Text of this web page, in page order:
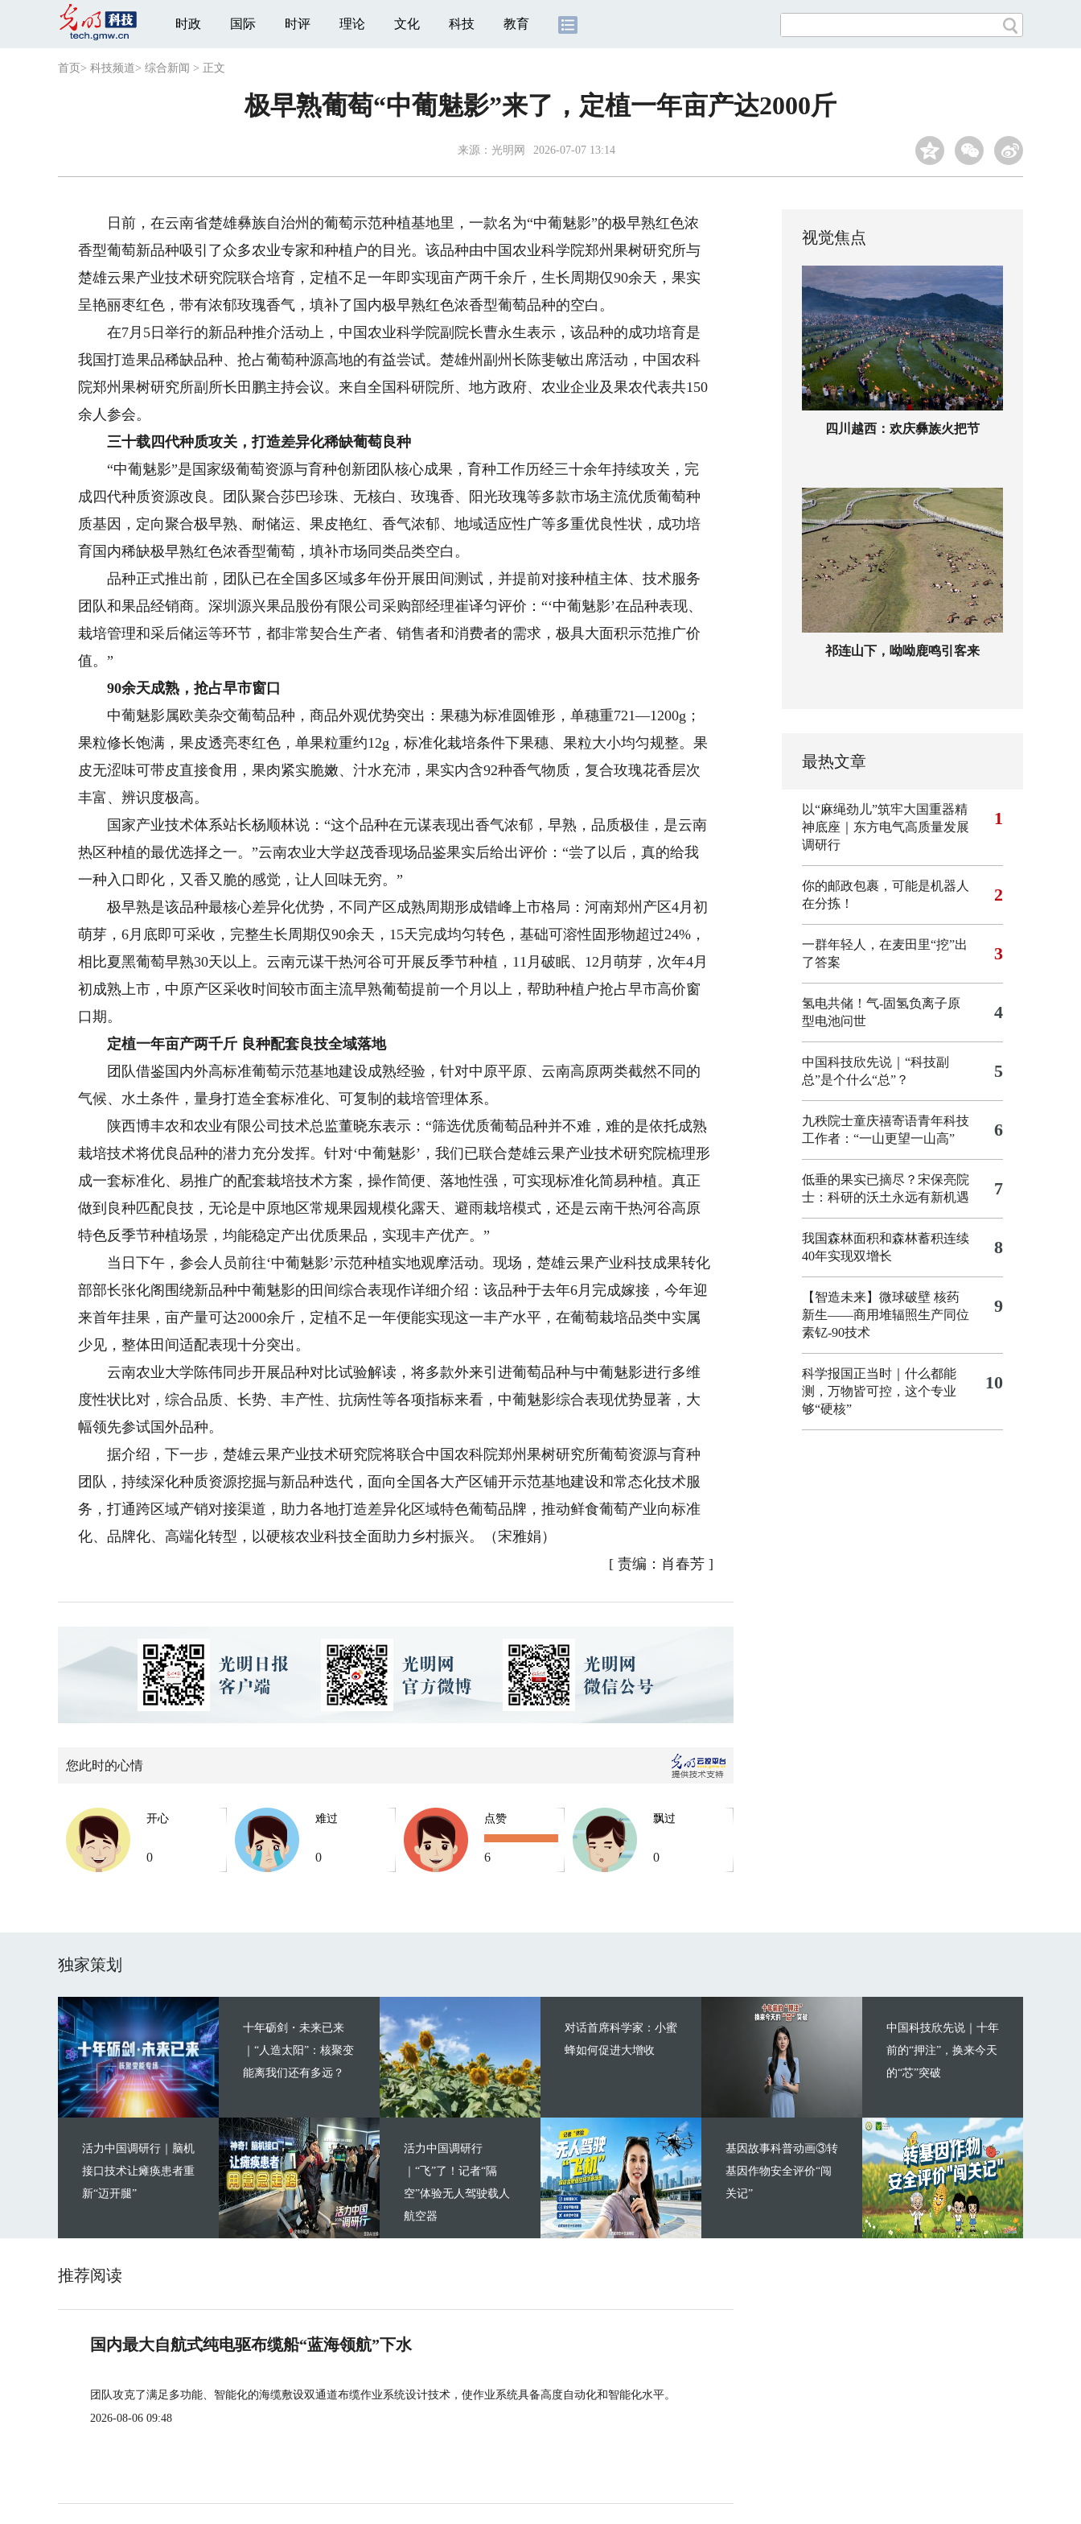
时政 国际 时评 理论 文化 科技 教育
首页 > 科技频道> 综合新闻 > 正文
极早熟葡萄“中葡魅影”来了，定植一年亩产达2000斤
来源： 光明网 2026-07-07 13:14
日前，在云南省楚雄彝族自治州的葡萄示范种植基地里，一款名为“中葡魅影”的极早熟红色浓
香型葡萄新品种吸引了众多农业专家和种植户的目光。该品种由中国农业科学院郑州果树研究所与
楚雄云果产业技术研究院联合培育，定植不足一年即实现亩产两千余斤，生长周期仅90余天，果实
呈艳丽枣红色，带有浓郁玫瑰香气，填补了国内极早熟红色浓香型葡萄品种的空白。
在7月5日举行的新品种推介活动上，中国农业科学院副院长曹永生表示，该品种的成功培育是
我国打造果品稀缺品种、抢占葡萄种源高地的有益尝试。楚雄州副州长陈斐敏出席活动，中国农科
院郑州果树研究所副所长田鹏主持会议。来自全国科研院所、地方政府、农业企业及果农代表共150
余人参会。
三十载四代种质攻关，打造差异化稀缺葡萄良种
“中葡魅影”是国家级葡萄资源与育种创新团队核心成果，育种工作历经三十余年持续攻关，完
成四代种质资源改良。团队聚合莎巴珍珠、无核白、玫瑰香、阳光玫瑰等多款市场主流优质葡萄种
质基因，定向聚合极早熟、耐储运、果皮艳红、香气浓郁、地域适应性广等多重优良性状，成功培
育国内稀缺极早熟红色浓香型葡萄，填补市场同类品类空白。
品种正式推出前，团队已在全国多区域多年份开展田间测试，并提前对接种植主体、技术服务
团队和果品经销商。深圳源兴果品股份有限公司采购部经理崔译匀评价：“‘中葡魅影’在品种表现、
栽培管理和采后储运等环节，都非常契合生产者、销售者和消费者的需求，极具大面积示范推广价
值。”
90余天成熟，抢占早市窗口
中葡魅影属欧美杂交葡萄品种，商品外观优势突出：果穗为标准圆锥形，单穗重721—1200g；
果粒修长饱满，果皮透亮枣红色，单果粒重约12g，标准化栽培条件下果穗、果粒大小均匀规整。果
皮无涩味可带皮直接食用，果肉紧实脆嫩、汁水充沛，果实内含92种香气物质，复合玫瑰花香层次
丰富、辨识度极高。
国家产业技术体系站长杨顺林说：“这个品种在元谋表现出香气浓郁，早熟，品质极佳，是云南
热区种植的最优选择之一。”云南农业大学赵茂香现场品鉴果实后给出评价：“尝了以后，真的给我
一种入口即化，又香又脆的感觉，让人回味无穷。”
极早熟是该品种最核心差异化优势，不同产区成熟周期形成错峰上市格局：河南郑州产区4月初
萌芽，6月底即可采收，完整生长周期仅90余天，15天完成均匀转色，基础可溶性固形物超过24%，
相比夏黑葡萄早熟30天以上。云南元谋干热河谷可开展反季节种植，11月破眠、12月萌芽，次年4月
初成熟上市，中原产区采收时间较市面主流早熟葡萄提前一个月以上，帮助种植户抢占早市高价窗
口期。
定植一年亩产两千斤 良种配套良技全域落地
团队借鉴国内外高标准葡萄示范基地建设成熟经验，针对中原平原、云南高原两类截然不同的
气候、水土条件，量身打造全套标准化、可复制的栽培管理体系。
陕西博丰农和农业有限公司技术总监董晓东表示：“筛选优质葡萄品种并不难，难的是依托成熟
栽培技术将优良品种的潜力充分发挥。针对‘中葡魅影’，我们已联合楚雄云果产业技术研究院梳理形
成一套标准化、易推广的配套栽培技术方案，操作简便、落地性强，可实现标准化简易种植。真正
做到良种匹配良技，无论是中原地区常规果园规模化露天、避雨栽培模式，还是云南干热河谷高原
特色反季节种植场景，均能稳定产出优质果品，实现丰产优产。”
当日下午，参会人员前往‘中葡魅影’示范种植实地观摩活动。现场，楚雄云果产业科技成果转化
部部长张化阁围绕新品种中葡魅影的田间综合表现作详细介绍：该品种于去年6月完成嫁接，今年迎
来首年挂果，亩产量可达2000余斤，定植不足一年便能实现这一丰产水平，在葡萄栽培品类中实属
少见，整体田间适配表现十分突出。
云南农业大学陈伟同步开展品种对比试验解读，将多款外来引进葡萄品种与中葡魅影进行多维
度性状比对，综合品质、长势、丰产性、抗病性等各项指标来看，中葡魅影综合表现优势显著，大
幅领先参试国外品种。
据介绍，下一步，楚雄云果产业技术研究院将联合中国农科院郑州果树研究所葡萄资源与育种
团队，持续深化种质资源挖掘与新品种迭代，面向全国各大产区铺开示范基地建设和常态化技术服
务，打通跨区域产销对接渠道，助力各地打造差异化区域特色葡萄品牌，推动鲜食葡萄产业向标准
化、品牌化、高端化转型，以硬核农业科技全面助力乡村振兴。（宋雅娟）
[ 责编：肖春芳 ]
您此时的心情
开心
0
难过
0
点赞
6
飘过
0
视觉焦点
四川越西：欢庆彝族火把节
祁连山下，呦呦鹿鸣引客来
最热文章
以“麻绳劲儿”筑牢大国重器精
神底座｜东方电气高质量发展
调研行
1
你的邮政包裹，可能是机器人
在分拣！
2
一群年轻人，在麦田里“挖”出
了答案
3
氢电共储！气-固氢负离子原
型电池问世
4
中国科技欣先说｜“科技副
总”是个什么“总”？
5
九秩院士童庆禧寄语青年科技
工作者：“一山更望一山高”
6
低垂的果实已摘尽？宋保亮院
士：科研的沃土永远有新机遇
7
我国森林面积和森林蓄积连续
40年实现双增长
8
【智造未来】微球破壁 核药
新生——商用堆辐照生产同位
素钇-90技术
9
科学报国正当时｜什么都能
测，万物皆可控，这个专业
够“硬核”
10
独家策划
十年砺剑・未来已来
｜“人造太阳”：核聚变
能离我们还有多远？
活力中国调研行｜脑机
接口技术让瘫痪患者重
新“迈开腿”
对话首席科学家：小蜜
蜂如何促进大增收
活力中国调研行
｜“飞”了！记者“隔
空”体验无人驾驶载人
航空器
中国科技欣先说｜十年
前的“押注”，换来今天
的“芯”突破
基因故事科普动画③转
基因作物安全评价“闯
关记”
推荐阅读
国内最大自航式纯电驱布缆船“蓝海领航”下水
团队攻克了满足多功能、智能化的海缆敷设双通道布缆作业系统设计技术，使作业系统具备高度自动化和智能化水平。
2026-08-06 09:48